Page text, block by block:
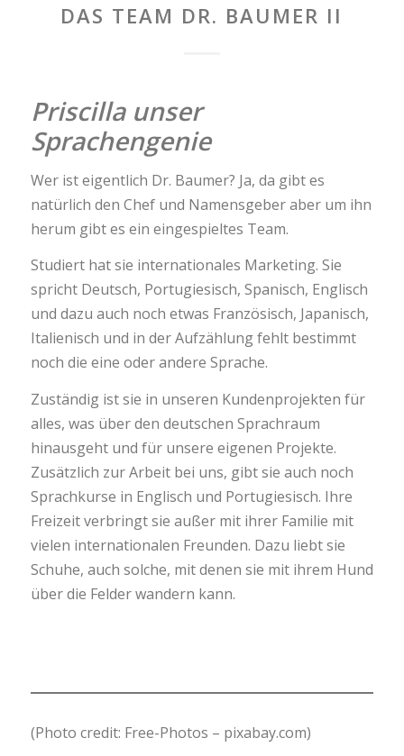
DAS TEAM DR. BAUMER II
Priscilla unser
Sprachengenie
Wer ist eigentlich Dr. Baumer? Ja, da gibt es
natürlich den Chef und Namensgeber aber um ihn
herum gibt es ein eingespieltes Team.
Studiert hat sie internationales Marketing. Sie
spricht Deutsch, Portugiesisch, Spanisch, Englisch
und dazu auch noch etwas Französisch, Japanisch,
Italienisch und in der Aufzählung fehlt bestimmt
noch die eine oder andere Sprache.
Zuständig ist sie in unseren Kundenprojekten für
alles, was über den deutschen Sprachraum
hinausgeht und für unsere eigenen Projekte.
Zusätzlich zur Arbeit bei uns, gibt sie auch noch
Sprachkurse in Englisch und Portugiesisch. Ihre
Freizeit verbringt sie außer mit ihrer Familie mit
vielen internationalen Freunden. Dazu liebt sie
Schuhe, auch solche, mit denen sie mit ihrem Hund
über die Felder wandern kann.
(Photo credit: Free-Photos – pixabay.com)